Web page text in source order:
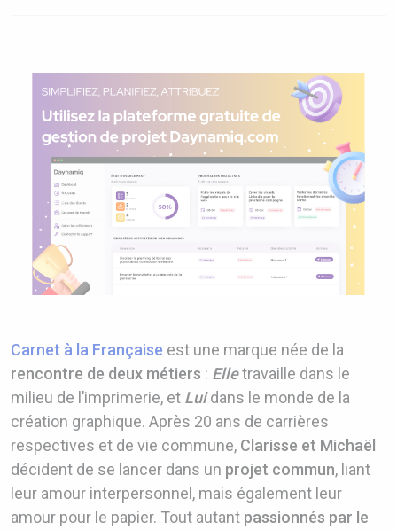
Carnet à la Française est une marque née de la
rencontre de deux métiers : Elletravaille dans le
milieu de l’imprimerie, et Luidans le monde de la
création graphique. Après 20 ans de carrières
respectives et de vie commune, Clarisse et Michaël
décident de se lancer dans un projet commun, liant
leur amour interpersonnel, mais également leur
amour pour le papier. Tout autant passionnés par le